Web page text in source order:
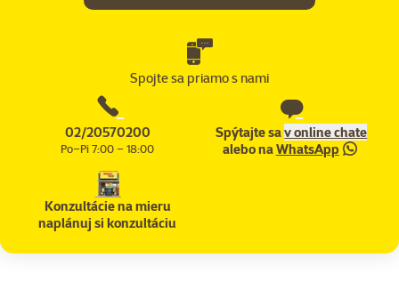
Spojte sa priamo s nami
02/20570200
Po–Pi 7:00 – 18:00
Spýtajte sav online chate
alebo naWhatsApp
Konzultácie na mieru
naplánuj si konzultáciu